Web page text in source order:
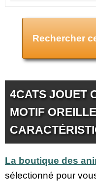
Rechercher
4CATS JOUET
MOTIF
La boutique des
sélectionné pour